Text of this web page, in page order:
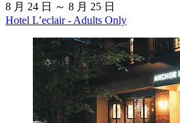
8 月 24 日 ～ 8 月 25 日
Hotel L’eclair - Adults Only